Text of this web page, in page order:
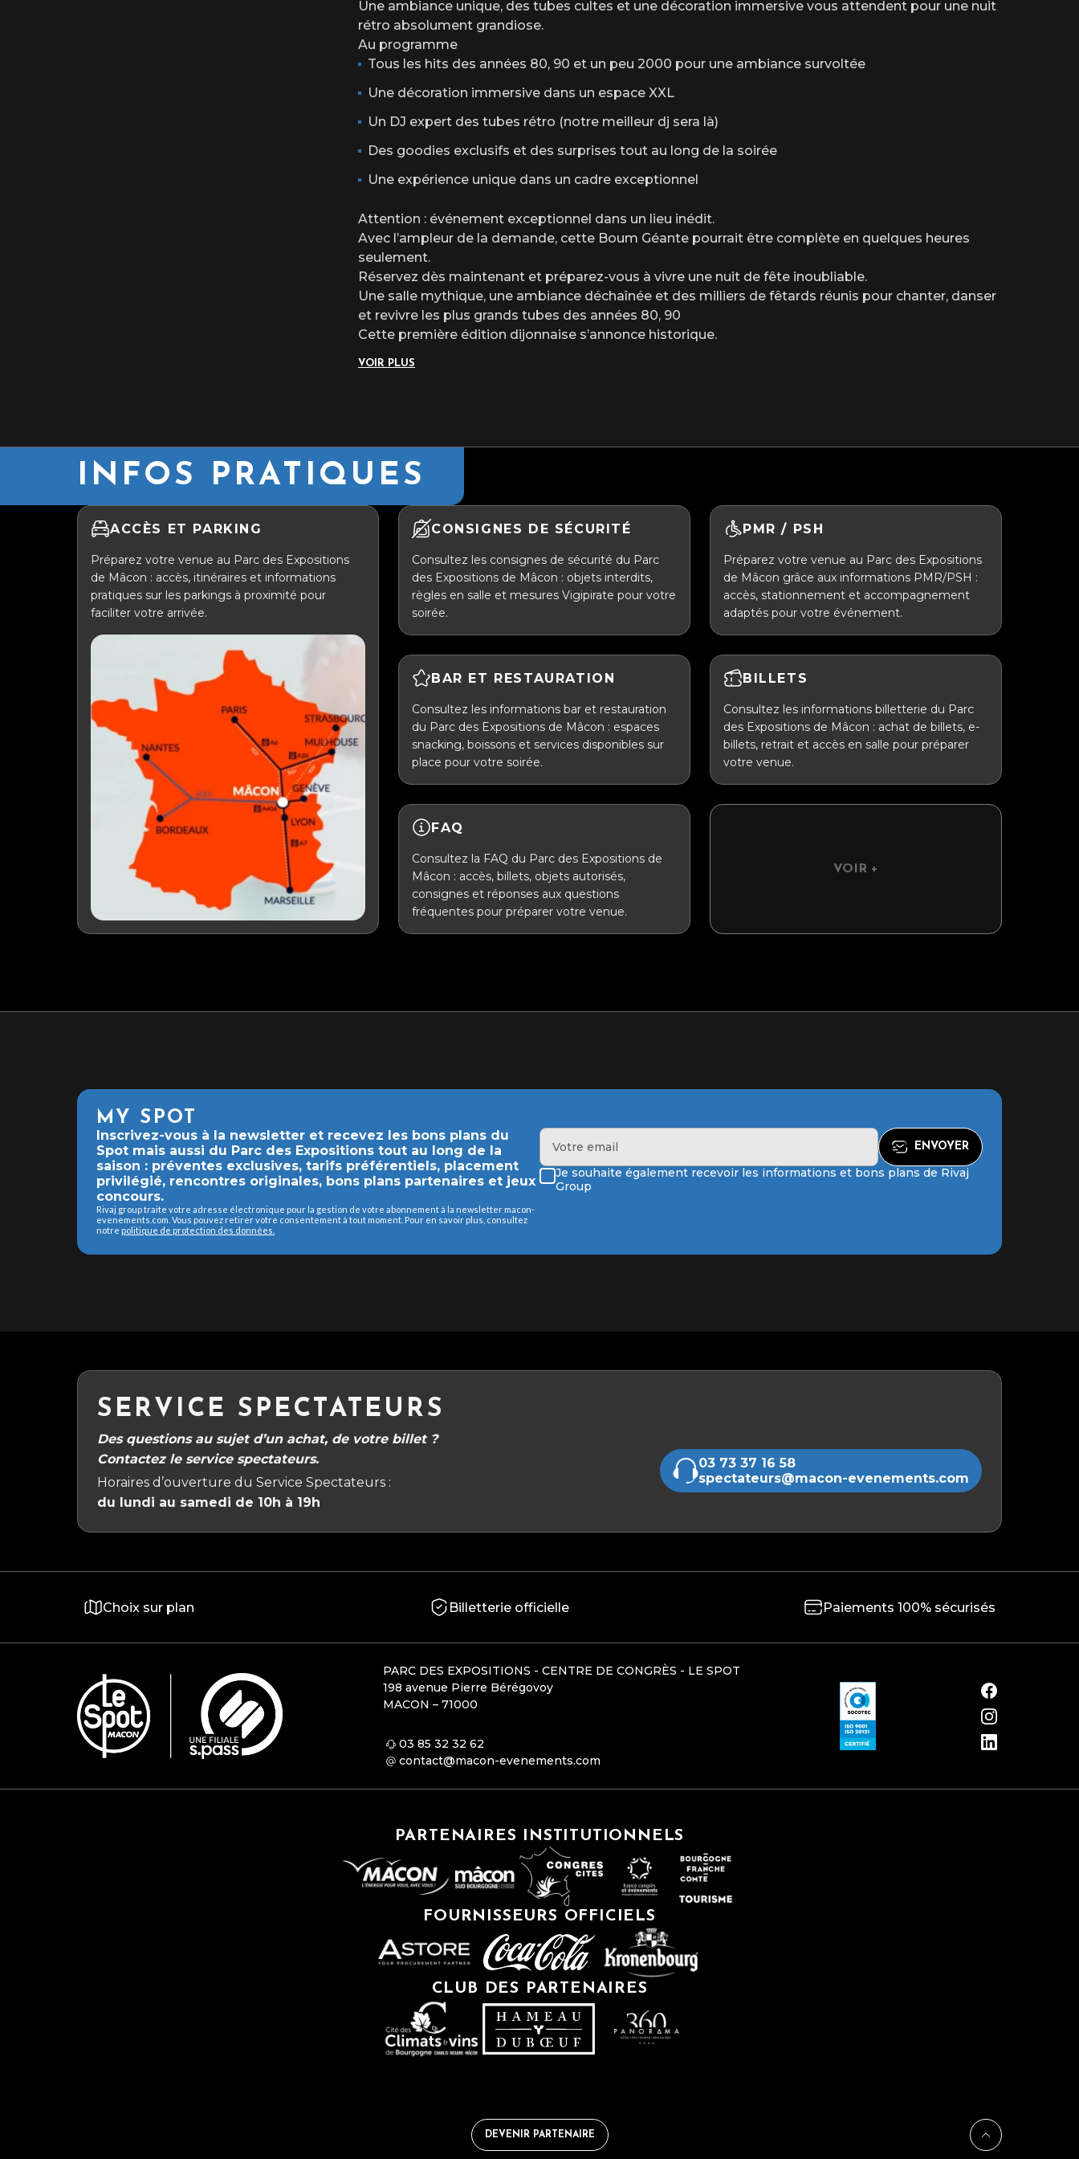
Merci sincèrement pour votre compréhension et votre confiance.
On a hâte de vous retrouver le vendredi 25 septembre 2026 pour faire de cette soirée un moment mémorable.
———————————————————————————
Événement interdit aux mineurs (pensez à vos cartes d’identité)
Horaires : 18h → 2h
Buvettes sur Place
Mineurs interdits
Pièce d’identité exigée à l’entrée
Une ambiance unique, des tubes cultes et une décoration immersive vous attendent pour une nuit
rétro absolument grandiose.
Au programme
Tous les hits des années 80, 90 et un peu 2000 pour une ambiance survoltée
Une décoration immersive dans un espace XXL
Un DJ expert des tubes rétro (notre meilleur dj sera là)
Des goodies exclusifs et des surprises tout au long de la soirée
Une expérience unique dans un cadre exceptionnel
Attention : événement exceptionnel dans un lieu inédit.
Avec l’ampleur de la demande, cette Boum Géante pourrait être complète en quelques heures
seulement.
Réservez dès maintenant et préparez-vous à vivre une nuit de fête inoubliable.
Une salle mythique, une ambiance déchaînée et des milliers de fêtards réunis pour chanter, danser
et revivre les plus grands tubes des années 80, 90
Cette première édition dijonnaise s’annonce historique.
VOIR PLUS
INFOS PRATIQUES
ACCÈS ET PARKING
Préparez votre venue au Parc des Expositions
de Mâcon : accès, itinéraires et informations
pratiques sur les parkings à proximité pour
faciliter votre arrivée.
CONSIGNES DE SÉCURITÉ
Consultez les consignes de sécurité du Parc
des Expositions de Mâcon : objets interdits,
règles en salle et mesures Vigipirate pour votre
soirée.
PMR / PSH
Préparez votre venue au Parc des Expositions
de Mâcon grâce aux informations PMR/PSH :
accès, stationnement et accompagnement
adaptés pour votre événement.
BAR ET RESTAURATION
Consultez les informations bar et restauration
du Parc des Expositions de Mâcon : espaces
snacking, boissons et services disponibles sur
place pour votre soirée.
BILLETS
Consultez les informations billetterie du Parc
des Expositions de Mâcon : achat de billets, e-
billets, retrait et accès en salle pour préparer
votre venue.
FAQ
Consultez la FAQ du Parc des Expositions de
Mâcon : accès, billets, objets autorisés,
consignes et réponses aux questions
fréquentes pour préparer votre venue.
VOIR +
MY SPOT
Inscrivez-vous à la newsletter et recevez les bons plans du
Spot mais aussi du Parc des Expositions tout au long de la
saison : préventes exclusives, tarifs préférentiels, placement
privilégié, rencontres originales, bons plans partenaires et jeux
concours.
Rivaj group traite votre adresse électronique pour la gestion de votre abonnement à la newsletter macon-
evenements.com. Vous pouvez retirer votre consentement à tout moment. Pour en savoir plus, consultez
notre politique de protection des données.
Je souhaite également recevoir les informations et bons plans de Rivaj
Group
SERVICE SPECTATEURS
Des questions au sujet d’un achat, de votre billet ?
Contactez le service spectateurs.
Horaires d’ouverture du Service Spectateurs :
du lundi au samedi de 10h à 19h
03 73 37 16 58
spectateurs@macon-evenements.com
Choix sur plan Billetterie officielle Paiements 100% sécurisés
PARC DES EXPOSITIONS - CENTRE DE CONGRÈS - LE SPOT
198 avenue Pierre Bérégovoy
MACON – 71000
03 85 32 32 62
contact@macon-evenements.com
PARTENAIRES INSTITUTIONNELS
FOURNISSEURS OFFICIELS
CLUB DES PARTENAIRES
DEVENIR PARTENAIRE